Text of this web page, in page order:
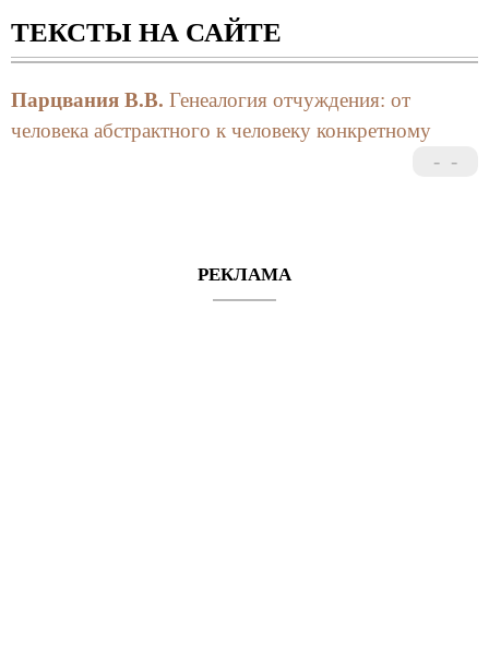
В монографии на основе диалектической
становления и самоутверждения человека через его
перерождение, отчуждение и разотчуждение от
ТЕКСТЫ НА САЙТЕ
Парцвания В.В. Генеалогия отчуждения: от
человека абстрактного к человеку конкретному
РЕКЛАМА